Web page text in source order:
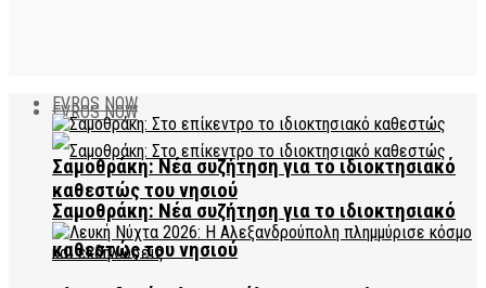
EVROS NOW
Σαμοθράκη: Νέα συζήτηση για το ιδιοκτησιακό
καθεστώς του νησιού
EVROS NOW
Σαμοθράκη: Νέα συζήτηση για το ιδιοκτησιακό
καθεστώς του νησιού